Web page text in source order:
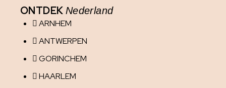
ONTDEK Nederland
ARNHEM
ANTWERPEN
GORINCHEM
HAARLEM